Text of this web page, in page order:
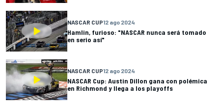
NASCAR CUP12 ago 2024
Hamlin, furioso: "NASCAR nunca será tomado
en serio así"
NASCAR CUP12 ago 2024
NASCAR Cup: Austin Dillon gana con polémica
en Richmond y llega a los playoffs